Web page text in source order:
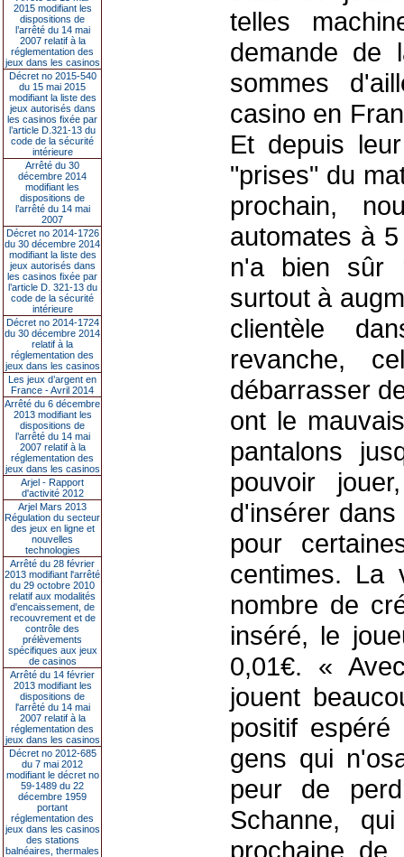
2015 modifiant les
dispositions de
l’arrêté du 14 mai
2007 relatif à la
réglementation des
jeux dans les casinos
Décret no 2015-540
du 15 mai 2015
modifiant la liste des
jeux autorisés dans
les casinos fixée par
l’article D.321-13 du
code de la sécurité
intérieure
Arrêté du 30
décembre 2014
modifiant les
dispositions de
l’arrêté du 14 mai
2007
Décret no 2014-1726
du 30 décembre 2014
modifiant la liste des
jeux autorisés dans
les casinos fixée par
l’article D. 321-13 du
code de la sécurité
intérieure
Décret no 2014-1724
du 30 décembre 2014
relatif à la
réglementation des
jeux dans les casinos
Les jeux d’argent en
France - Avril 2014
Arrêté du 6 décembre
2013 modifiant les
dispositions de
l’arrêté du 14 mai
2007 relatif à la
réglementation des
jeux dans les casinos
Arjel - Rapport
d'activité 2012
Arjel Mars 2013
Régulation du secteur
des jeux en ligne et
nouvelles
technologies
Arrêté du 28 février
2013 modifiant l'arrêté
du 29 octobre 2010
relatif aux modalités
d'encaissement, de
recouvrement et de
contrôle des
prélèvements
spécifiques aux jeux
de casinos
Arrêté du 14 février
2013 modifiant les
dispositions de
l'arrêté du 14 mai
2007 relatif à la
réglementation des
jeux dans les casinos
Décret no 2012-685
du 7 mai 2012
modifiant le décret no
59-1489 du 22
décembre 1959
portant
réglementation des
jeux dans les casinos
des stations
balnéaires, thermales
telles
demande de
sommes
casino en
Et depuis
"prises" du
prochain,
automates à
n'a bien sûr
surtout à
clientèle
revanche,
débarrasser
ont le
pantalons
pouvoir
d'insérer
pour
centimes. La
nombre de
inséré, le
0,01€. «
jouent
positif
gens qui
peur de
Schanne,
prochaine